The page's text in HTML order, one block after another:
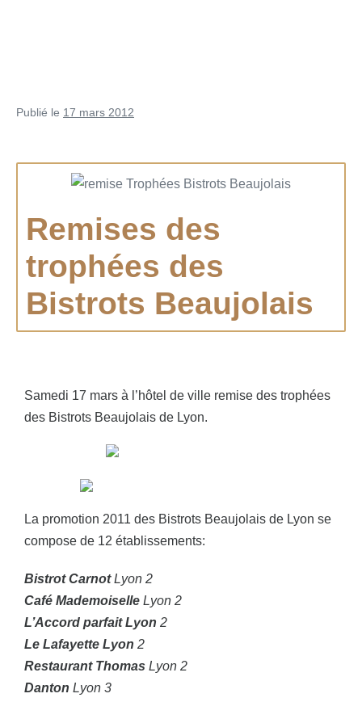
Publié le 17 mars 2012
Remises des
trophées des
Bistrots Beaujolais
Samedi 17 mars à l’hôtel de ville remise des trophées
des Bistrots Beaujolais de Lyon.
La promotion 2011 des Bistrots Beaujolais de Lyon se
compose de 12 établissements:
Bistrot CarnotLyon 2
Café Mademoiselle Lyon 2
L’Accord parfait Lyon 2
Le Lafayette Lyon 2
Restaurant Thomas Lyon 2
Danton Lyon 3